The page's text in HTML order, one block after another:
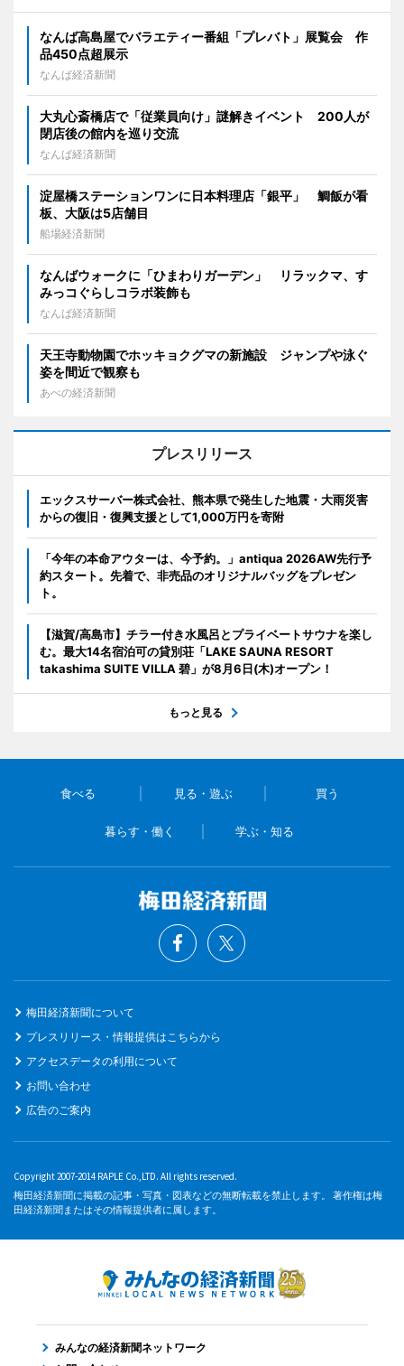
なんば高島屋でバラエティー番組「プレバト」展覧会 作
品450点超展示
なんば経済新聞
大丸心斎橋店で「従業員向け」謎解きイベント 200人が
閉店後の館内を巡り交流
なんば経済新聞
淀屋橋ステーションワンに日本料理店「銀平」 鯛飯が看
板、大阪は5店舗目
船場経済新聞
なんばウォークに「ひまわりガーデン」 リラックマ、す
みっコぐらしコラボ装飾も
なんば経済新聞
天王寺動物園でホッキョクグマの新施設 ジャンプや泳ぐ
姿を間近で観察も
あべの経済新聞
プレスリリース
エックスサーバー株式会社、熊本県で発生した地震・大雨災害
からの復旧・復興支援として1,000万円を寄附
「今年の本命アウターは、今予約。」antiqua 2026AW先行予
約スタート。先着で、非売品のオリジナルバッグをプレゼン
ト。
【滋賀/高島市】チラー付き水風呂とプライベートサウナを楽し
む。最大14名宿泊可の貸別荘「LAKE SAUNA RESORT
takashima SUITE VILLA 碧」が8月6日(木)オープン！
もっと見る
食べる 見る・遊ぶ 買う
暮らす・働く 学ぶ・知る
梅田経済新聞について
プレスリリース・情報提供はこちらから
アクセスデータの利用について
お問い合わせ
広告のご案内
Copyright 2007-2014 RAPLE Co.,LTD. All rights reserved.
梅田経済新聞に掲載の記事・写真・図表などの無断転載を禁止します。 著作権は梅
田経済新聞またはその情報提供者に属します。
みんなの経済新聞ネットワーク